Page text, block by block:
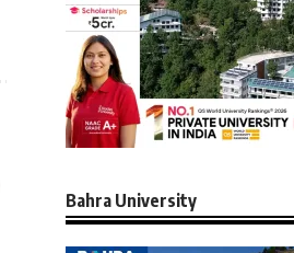
Bahra University